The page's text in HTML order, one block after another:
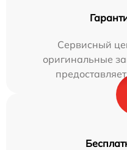
Сервисный
оригинальные